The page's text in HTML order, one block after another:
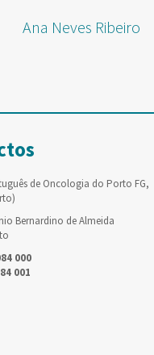
Ana Neves Ribeiro
de Oncologia do Porto FG,
Bernardino de Almeida
000
001